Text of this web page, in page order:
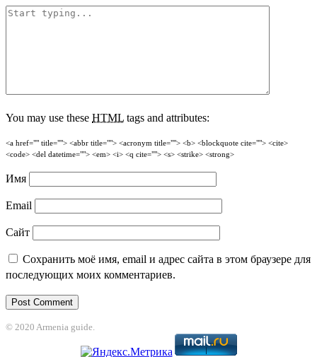
You may use these HTML tags and attributes:
<a href="" title=""> <abbr title=""> <acronym title=""> <b> <blockquote cite=""> <cite>
<code> <del datetime=""> <em> <i> <q cite=""> <s> <strike> <strong>
Имя
Email
Сайт
Сохранить моё имя, email и адрес сайта в этом браузере для
последующих моих комментариев.
© 2020 Armenia guide.